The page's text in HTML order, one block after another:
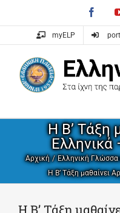
content
myELP
Η Β’ Τάξη
Ελληνικά
Αρχική Ελληνική Γλώσσα
Η Β’ Τάξη μαθαίνει
Η Β’ Τάξη